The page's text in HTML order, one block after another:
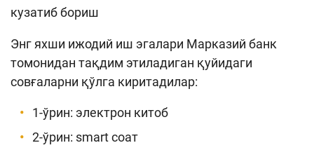
кузатиб бориш
Энг яхши ижодий иш эгалари Марказий банк
томонидан тақдим этиладиган қуйидаги
совғаларни қўлга киритадилар:
1-ўрин: электрон китоб
2-ўрин: smart соат